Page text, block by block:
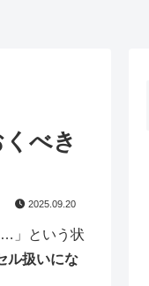
べき
2025.09.20
…」という状
ル扱いにな